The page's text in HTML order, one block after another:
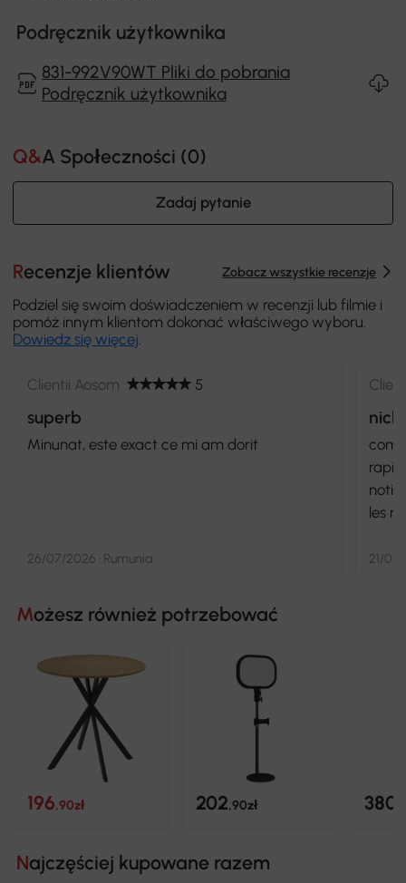
Podręcznik użytkownika
831-992V90WT Pliki do pobrania
Podręcznik użytkownika
Q&A Społeczności (0)
Zadaj pytanie
Recenzje klientów Zobacz wszystkie recenzje
Podziel się swoim doświadczeniem w recenzji lub filmie i
pomóż innym klientom dokonać właściwego wyboru.
Dowiedz się więcej.
Clientii Aosom 5
superb
Minunat, este exact ce mi am dorit
26/07/2026 · Rumunia
les
21/
Możesz również potrzebować
196,90zł 202,90zł 380
Najczęściej kupowane razem